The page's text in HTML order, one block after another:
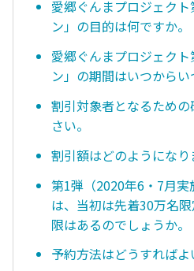
愛郷ぐんまプロジェク
ン」の目的は何ですか。
愛郷ぐんまプロジェク
ン」の期間はいつからい
割引対象者となるため
さい。
割引額はどのようになり
第1弾（2020年6・7月
は、当初は先着30万名
限はあるのでしょうか。
予約方法はどうすればよ